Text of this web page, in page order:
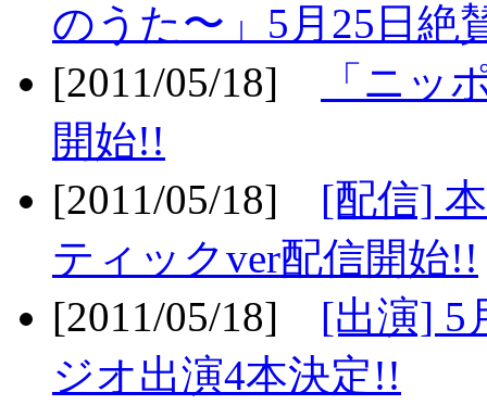
のうた〜」5月25日絶
[2011/05/18]
「ニッ
開始!!
[2011/05/18] [配信]
ティックver配信開始!!
[2011/05/18] [出演] 5
ジオ出演4本決定!!